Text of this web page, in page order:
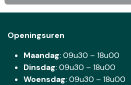
Openingsuren
Maandag: 09u30 – 18u00
Dinsdag: 09u30 – 18u00
Woensdag: 09u30 – 18u00